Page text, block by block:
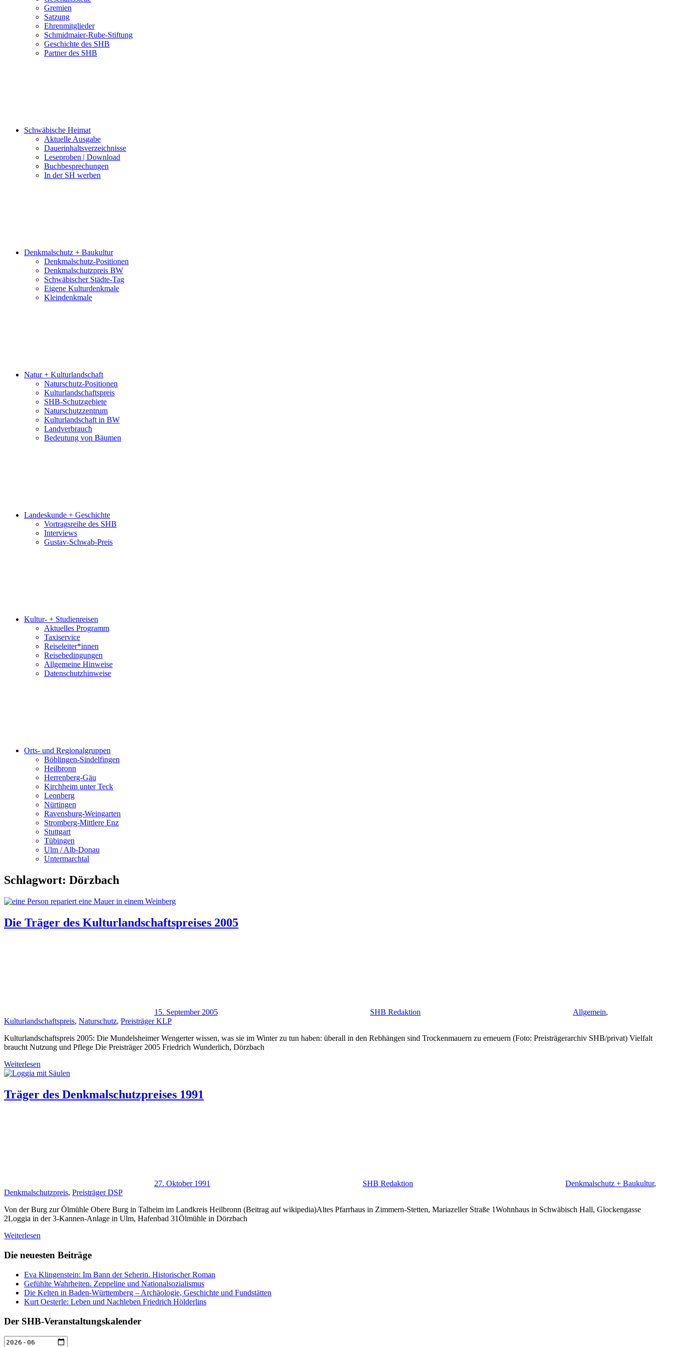
Gremien
Satzung
Ehrenmitglieder
Schmidmaier-Rube-Stiftung
Geschichte des SHB
Partner des SHB
Schwäbische Heimat
Aktuelle Ausgabe
Dauerinhaltsverzeichnisse
Leseproben | Download
Buchbesprechungen
In der SH werben
Denkmalschutz + Baukultur
Denkmalschutz-Positionen
Denkmalschutzpreis BW
Schwäbischer Städte-Tag
Eigene Kulturdenkmale
Kleindenkmale
Natur + Kulturlandschaft
Naturschutz-Positionen
Kulturlandschaftspreis
SHB-Schutzgebiete
Naturschutzzentrum
Kulturlandschaft in BW
Landverbrauch
Bedeutung von Bäumen
Landeskunde + Geschichte
Vortragsreihe des SHB
Interviews
Gustav-Schwab-Preis
Kultur- + Studienreisen
Aktuelles Programm
Taxiservice
Reiseleiter*innen
Reisebedingungen
Allgemeine Hinweise
Datenschutzhinweise
Orts- und Regionalgruppen
Böblingen-Sindelfingen
Heilbronn
Herrenberg-Gäu
Kirchheim unter Teck
Leonberg
Nürtingen
Ravensburg-Weingarten
Stromberg-Mittlere Enz
Stuttgart
Tübingen
Ulm / Alb-Donau
Untermarchtal
Schlagwort: Dörzbach
Die Träger des Kulturlandschaftspreises 2005
15. September 2005 SHB Redaktion Allgemein,
Kulturlandschaftspreis, Naturschutz, Preisträger KLP
Kulturlandschaftspreis 2005: Die Mundelsheimer Wengerter wissen, was sie im Winter zu tun haben: überall in den Rebhängen sind Trockenmauern zu erneuern (Foto: Preisträgerarchiv SHB/privat) Vielfalt
braucht Nutzung und Pflege Die Preisträger 2005 Friedrich Wunderlich, Dörzbach
Weiterlesen
Träger des Denkmalschutzpreises 1991
27. Oktober 1991 SHB Redaktion Denkmalschutz + Baukultur,
Denkmalschutzpreis, Preisträger DSP
Von der Burg zur Ölmühle Obere Burg in Talheim im Landkreis Heilbronn (Beitrag auf wikipedia)Altes Pfarrhaus in Zimmern-Stetten, Mariazeller Straße 1Wohnhaus in Schwäbisch Hall, Glockengasse
2Loggia in der 3-Kannen-Anlage in Ulm, Hafenbad 31Ölmühle in Dörzbach
Weiterlesen
Die neuesten Beiträge
Eva Klingenstein: Im Bann der Seherin. Historischer Roman
Gefühlte Wahrheiten. Zeppeline und Nationalsozialismus
Die Kelten in Baden-Württemberg – Archäologie, Geschichte und Fundstätten
Kurt Oesterle: Leben und Nachleben Friedrich Hölderlins
Der SHB-Veranstaltungskalender